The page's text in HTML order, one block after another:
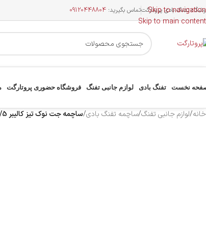
Skip to navigation
Skip to main content
تفنگ بادی پروتارگتتماس بگیرید: 09120448804
نخست تفنگ بادی لوازم جانبی تفنگ فروشگاه حضوری پروتارگت
خانه/لوازم جانبی تفنگ/ساچمه تفنگ بادی/ساچمه جت نوک تیز کالیبر 4/5